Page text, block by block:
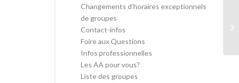
Changements d’horaires exceptionnels
de groupes
Contact-infos
Foire aux Questions
Infos professionnelles
Les AA pour vous?
Liste des groupes